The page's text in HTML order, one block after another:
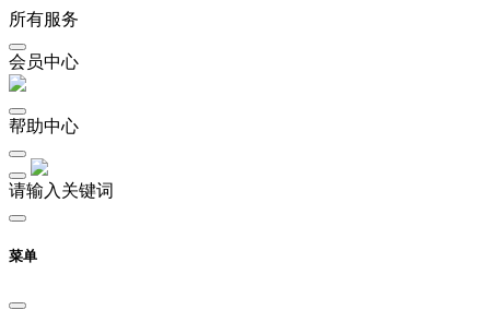
所有服务
会员中心
帮助中心
请输入关键词
菜单